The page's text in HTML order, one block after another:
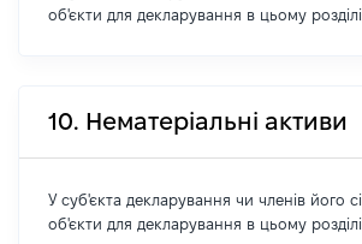
об'єкти для декларування в цьому
10. Нематеріальні активи
У суб'єкта декларування чи членів його
об'єкти для декларування в цьому